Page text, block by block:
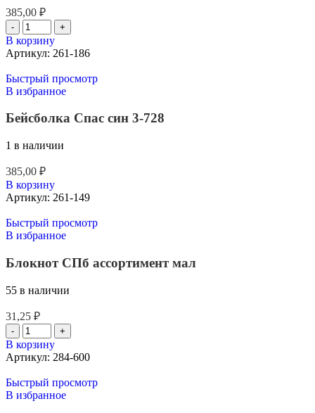
385,00 ₽
В корзину
Артикул: 261-186
Быстрый просмотр
В избранное
Бейсболка Спас син 3-728
1 в наличии
385,00 ₽
В корзину
Артикул: 261-149
Быстрый просмотр
В избранное
Блокнот СПб ассортимент мал
55 в наличии
31,25 ₽
В корзину
Артикул: 284-600
Быстрый просмотр
В избранное